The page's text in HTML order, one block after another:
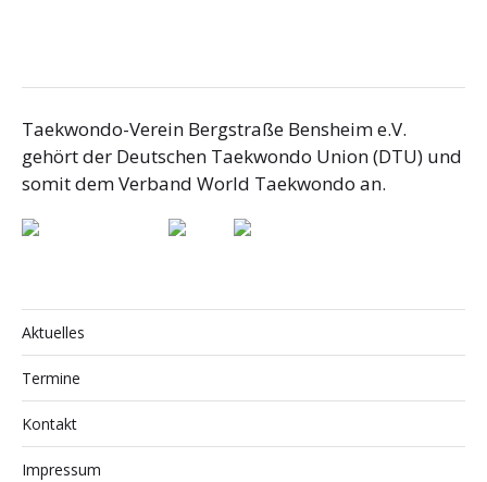
Taekwondo-Verein Bergstraße Bensheim e.V.
gehört der Deutschen Taekwondo Union (DTU) und
somit dem Verband World Taekwondo an.
Aktuelles
Termine
Kontakt
Impressum